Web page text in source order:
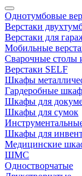
Однотумбовые
Верстаки
Верстаки для
Мобильные
Сварочные столы
Верстаки SELF
Шкафы
Гардеробные
Шкафы для
Шкафы для сумок
Шкафы для
Медицинские
ШМС
Одностворчатые